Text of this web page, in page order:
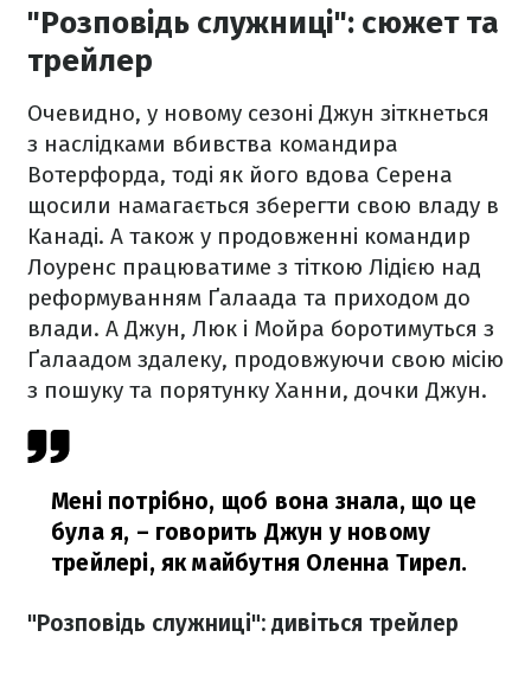
"Розповідь служниці": сюжет та
трейлер
Очевидно, у новому сезоні Джун зіткнеться
з наслідками вбивства командира
Вотерфорда, тоді як його вдова Серена
щосили намагається зберегти свою владу в
Канаді. А також у продовженні командир
Лоуренс працюватиме з тіткою Лідією над
реформуванням Ґалаада та приходом до
влади. А Джун, Люк і Мойра боротимуться з
Ґалаадом здалеку, продовжуючи свою місію
з пошуку та порятунку Ханни, дочки Джун.
Мені потрібно, щоб вона знала, що це
була я, – говорить Джун у новому
трейлері, як майбутня Оленна Тирел.
"Розповідь служниці": дивіться трейлер